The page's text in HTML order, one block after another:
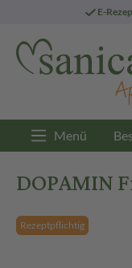
E-
Menü
DOPAMIN
Rezeptpflichtig